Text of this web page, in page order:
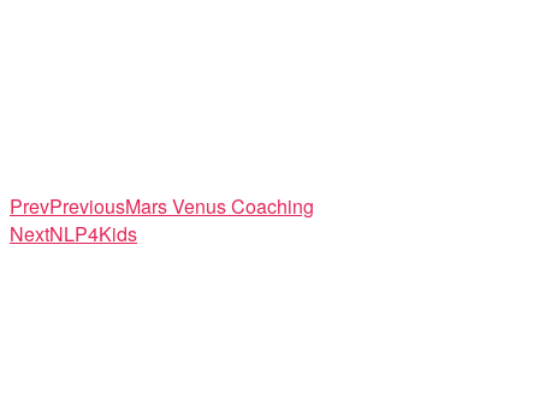
PrevPreviousMars Venus Coaching
NextNLP4Kids